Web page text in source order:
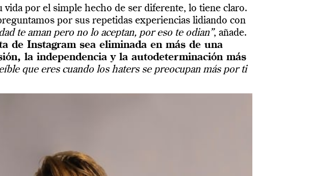
por el simple hecho de ser diferente, lo tiene claro.
por sus repetidas experiencias lidiando con
te aman pero no lo aceptan, por eso te odian”, añade.
de Instagram sea eliminada en más de una
la independencia y la autodeterminación más
que eres cuando los haters se preocupan más por ti